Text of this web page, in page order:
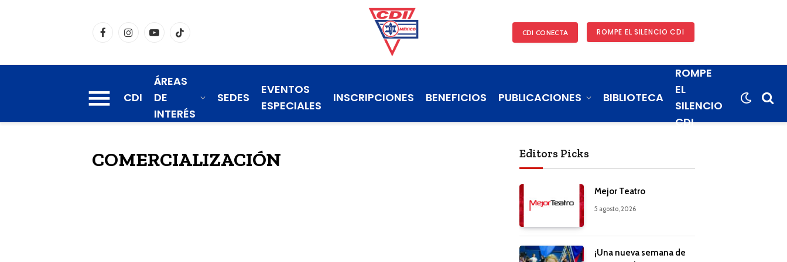
FacebookInstagramYouTubeTikTok CDI CONECTA ROMPE EL SILENCIO CDI
CDI
ÁREAS
DE
INTERÉS
SEDES
EVENTOS
ESPECIALES
INSCRIPCIONES BENEFICIOS PUBLICACIONES BIBLIOTECA
ROMPE
EL
SILENCIO
CDI
COMERCIALIZACIÓN Editors Picks
Mejor Teatro
5 agosto, 2026
¡Una nueva semana de